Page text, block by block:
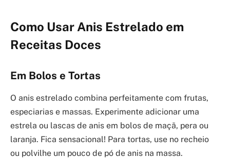
Como Usar Anis Estrelado em
Receitas Doces
Em Bolos e Tortas
O anis estrelado combina perfeitamente com frutas,
especiarias e massas. Experimente adicionar uma
estrela ou lascas de anis em bolos de maçã, pera ou
laranja. Fica sensacional! Para tortas, use no recheio
ou polvilhe um pouco de pó de anis na massa.